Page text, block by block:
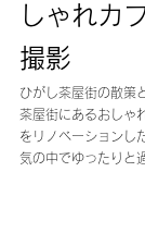
しゃれカ
撮影
ひがし茶屋街の散策
茶屋街にあるおしゃ
をリノベーションし
気の中でゆったりと